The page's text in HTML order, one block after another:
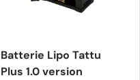
Batterie Lipo Tattu
Plus 1.0 version